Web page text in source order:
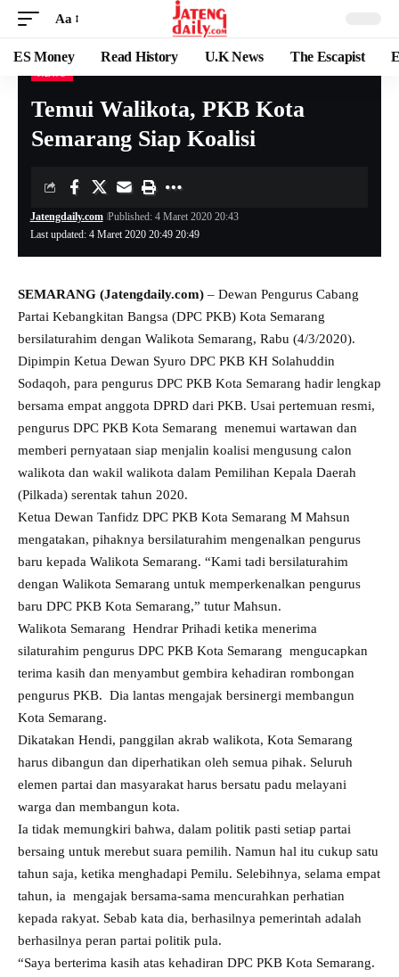
Aa
ES Money Read History U.K News The Escapist
Temui Walikota, PKB Kota
Semarang Siap Koalisi
Last updated: 4 Maret 2020 20:49 20:49
Jatengdaily.com Published: 4 Maret 2020 20:43
SEMARANG (Jatengdaily.com) – Dewan Pengurus Cabang
Partai Kebangkitan Bangsa (DPC PKB) Kota Semarang
bersilaturahim dengan Walikota Semarang, Rabu (4/3/2020).
Dipimpin Ketua Dewan Syuro DPC PKB KH Solahuddin
Sodaqoh, para pengurus DPC PKB Kota Semarang hadir lengkap
bersama empat anggota DPRD dari PKB. Usai pertemuan resmi,
pengurus DPC PKB Kota Semarang menemui wartawan dan
memberi pernyataan siap menjalin koalisi mengusung calon
walikota dan wakil walikota dalam Pemilihan Kepala Daerah
(Pilkada) serentak tahun 2020.
Ketua Dewan Tanfidz DPC PKB Kota Semarang M Mahsun
mengatakan, pihaknya bersilaturahim mengenalkan pengurus
baru kepada Walikota Semarang. “Kami tadi bersilaturahim
dengan Walikota Semarang untuk memperkenalkan pengurus
baru DPC PKB Kota Semarang,” tutur Mahsun.
Walikota Semarang Hendrar Prihadi ketika menerima
silaturahim pengurus DPC PKB Kota Semarang mengucapkan
terima kasih dan menyambut gembira kehadiran rombongan
pengurus PKB. Dia lantas mengajak bersinergi membangun
Kota Semarang.
Dikatakan Hendi, panggilan akrab walikota, Kota Semarang
harus dibangun dan diperhatikan oleh semua pihak. Seluruh
elemen partai dan masyarakat harus bersatu padu melayani
warga dan membangun kota.
Ia tidak memungkiri bahwa, dalam politik pasti setiap partai
bersaing untuk merebut suara pemilih. Namun hal itu cukup satu
tahun saja, ketika menghadapi Pemilu. Selebihnya, selama empat
tahun, ia mengajak bersama-sama mencurahkan perhatian
kepada rakyat. Sebab kata dia, berhasilnya pemerintah adalah
berhasilnya peran partai politik pula.
“Saya berterima kasih atas kehadiran DPC PKB Kota Semarang.